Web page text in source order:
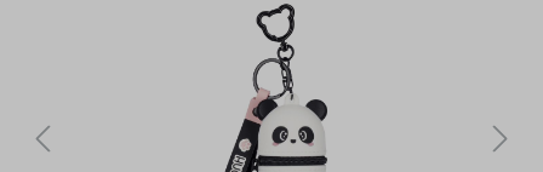
Bildergalerie überspringen